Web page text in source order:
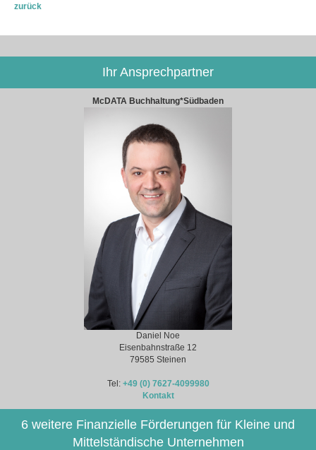
zurück
Ihr Ansprechpartner
McDATA Buchhaltung*Südbaden
Daniel Noe
Eisenbahnstraße 12
79585 Steinen
Tel: +49 (0) 7627-4099980
Kontakt
6 weitere Finanzielle Förderungen für Kleine und
Mittelständische Unternehmen